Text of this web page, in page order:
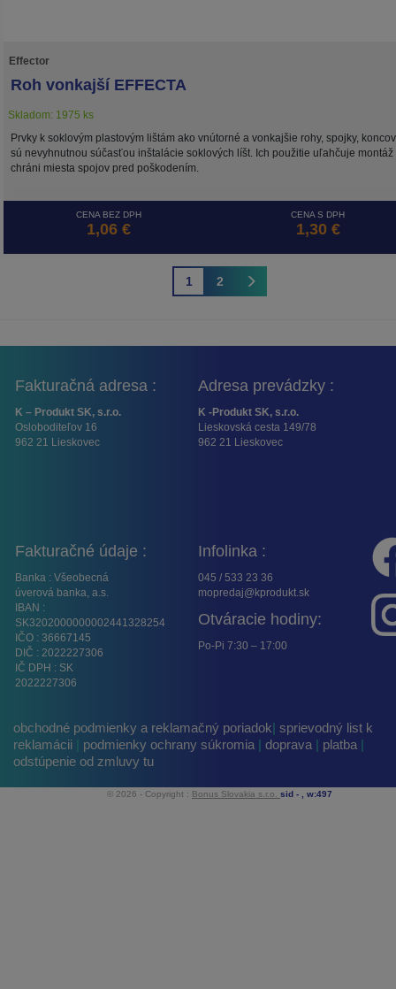
Effector
Roh vonkajší EFFECTA
Skladom: 1975 ks
Prvky k soklovým plastovým lištám ako vnútorné a vonkajšie rohy, spojky,
sú nevyhnutnou súčasťou inštalácie soklových líšt. Ich použitie uľahčuje montáž
chráni miesta spojov pred poškodením.
CENA BEZ DPH
1,06 €
CENA S DPH
1,30 €
1 2
Fakturačná adresa :
K – Produkt SK, s.r.o.
Osloboditeľov 16
962 21 Lieskovec
Adresa prevádzky :
K -Produkt SK, s.r.o.
Lieskovská cesta 149/78
962 21 Lieskovec
Fakturačné údaje :
Banka : Všeobecná
úverová banka, a.s.
IBAN :
SK3202000000002441328254
IČO : 36667145
DIČ : 2022227306
IČ DPH : SK
2022227306
Infolinka :
045 / 533 23 36
mopredaj@kprodukt.sk
Otváracie hodiny:
Po-Pi 7:30 – 17:00
obchodné podmienky a reklamačný poriadok| sprievodný list k
reklamácii
podmienky ochrany súkromia | doprava | platba |
odstúpenie od zmluvy tu
© 2026 - Copyright : Bonus Slovakia s.r.o. sid - , w:497